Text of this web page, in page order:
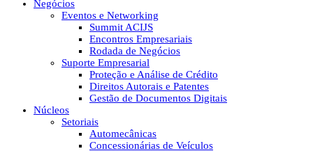
Negócios
Eventos e Networking
Summit ACIJS
Encontros Empresariais
Rodada de Negócios
Suporte Empresarial
Proteção e Análise de Crédito
Direitos Autorais e Patentes
Gestão de Documentos Digitais
Núcleos
Setoriais
Automecânicas
Concessionárias de Veículos